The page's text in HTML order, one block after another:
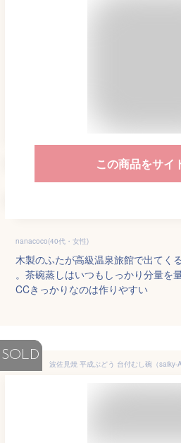
この商品をサイ
nanacoco(40代・女性)
木製のふたが高級温泉旅館で出てく
。茶碗蒸しはいつもしっかり分量を
CCきっかりなのは作りやすい
SOLD